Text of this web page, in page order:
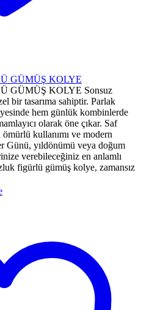
GÜMÜŞ KOLYE
GÜMÜŞ KOLYE Sonsuz
bir tasarıma sahiptir. Parlak
hem günlük kombinlerde
olarak öne çıkar. Saf
kullanımı ve modern
Günü, yıldönümü veya doğum
verebileceğiniz en anlamlı
figürlü gümüş kolye, zamansız